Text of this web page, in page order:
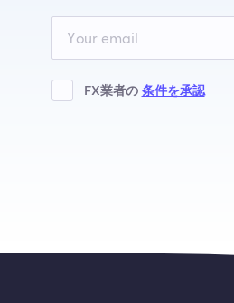
blank
FX業者の 条件を承認